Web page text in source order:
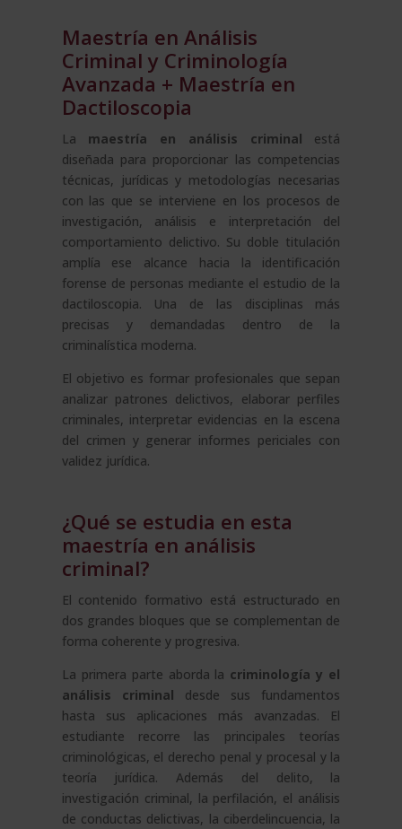
La
Haya
–
cantidad
Maestría en Análisis
Criminal y Criminología
Avanzada + Maestría en
Dactiloscopia
La maestría en análisis criminal está
diseñada para proporcionar las competencias
técnicas, jurídicas y metodologías necesarias
con las que se interviene en los procesos de
investigación, análisis e interpretación del
comportamiento delictivo. Su doble titulación
amplía ese alcance hacia la identificación
forense de personas mediante el estudio de la
dactiloscopia. Una de las disciplinas más
precisas y demandadas dentro de la
criminalística moderna.
El objetivo es formar profesionales que sepan
analizar patrones delictivos, elaborar perfiles
criminales, interpretar evidencias en la escena
del crimen y generar informes periciales con
validez jurídica.
¿Qué se estudia en esta
maestría en análisis
criminal?
El contenido formativo está estructurado en
dos grandes bloques que se complementan de
forma coherente y progresiva.
La primera parte aborda la criminología y el
análisis criminal desde sus fundamentos
hasta sus aplicaciones más avanzadas. El
estudiante recorre las principales teorías
criminológicas, el derecho penal y procesal y la
teoría jurídica. Además del delito, la
investigación criminal, la perfilación, el análisis
de conductas delictivas, la ciberdelincuencia, la